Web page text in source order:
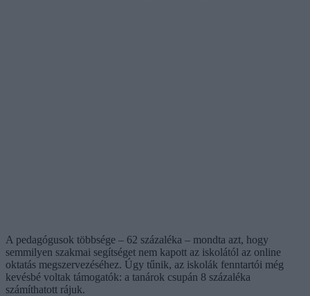
A pedagógusok többsége – 62 százaléka – mondta azt, hogy
semmilyen szakmai segítséget nem kapott az iskolától az online
oktatás megszervezéséhez. Úgy tűnik, az iskolák fenntartói még
kevésbé voltak támogatók: a tanárok csupán 8 százaléka
számíthatott rájuk.